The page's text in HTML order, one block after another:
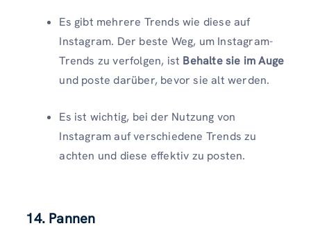
Es gibt mehrere Trends wie diese auf
Instagram. Der beste Weg, um Instagram-
Trends zu verfolgen, ist Behalte sie im Auge
und poste darüber, bevor sie alt werden.
Es ist wichtig, bei der Nutzung von
Instagram auf verschiedene Trends zu
achten und diese effektiv zu posten.
14. Pannen